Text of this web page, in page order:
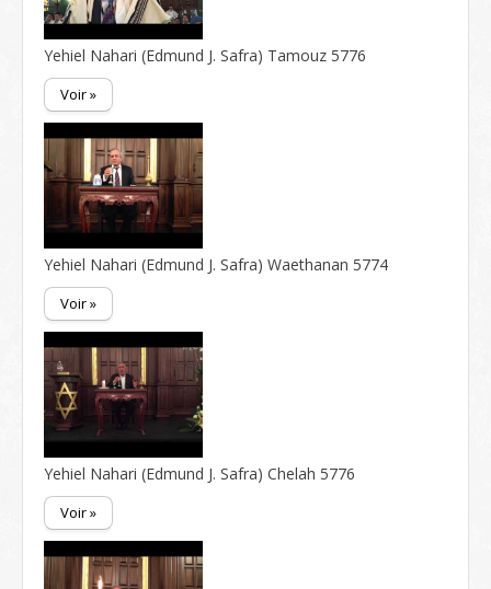
Yehiel Nahari (Edmund J. Safra) Tamouz 5776
Voir »
Yehiel Nahari (Edmund J. Safra) Waethanan 5774
Voir »
Yehiel Nahari (Edmund J. Safra) Chelah 5776
Voir »